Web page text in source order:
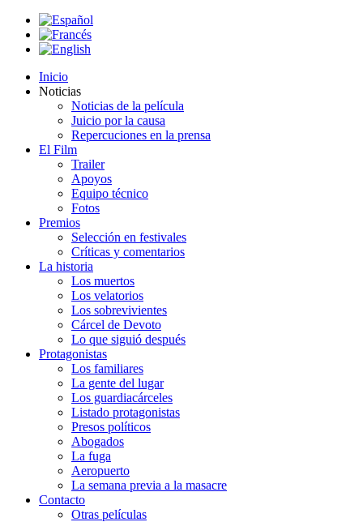
Inicio
Noticias
Noticias de la película
Juicio por la causa
Repercuciones en la prensa
El Film
Trailer
Apoyos
Equipo técnico
Fotos
Premios
Selección en festivales
Críticas y comentarios
La historia
Los muertos
Los velatorios
Los sobrevivientes
Cárcel de Devoto
Lo que siguió después
Protagonistas
Los familiares
La gente del lugar
Los guardiacárceles
Listado protagonistas
Presos políticos
Abogados
La fuga
Aeropuerto
La semana previa a la masacre
Contacto
Otras películas